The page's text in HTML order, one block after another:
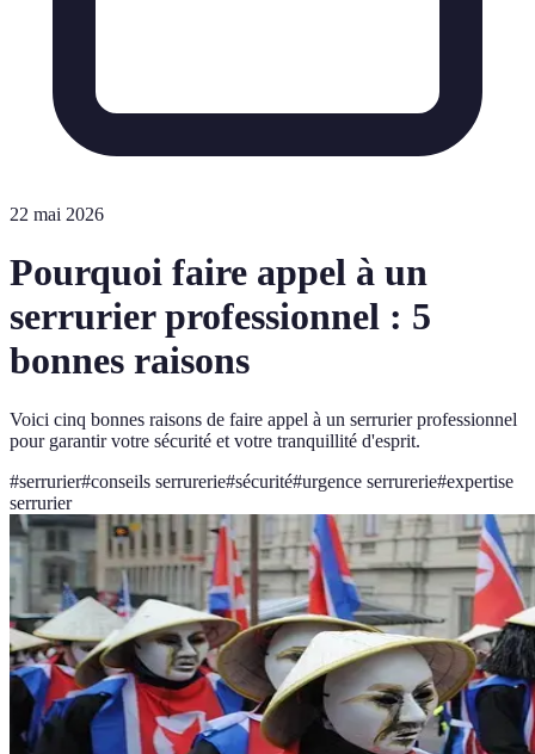
22 mai 2026
Pourquoi faire appel à un
serrurier professionnel : 5
bonnes raisons
Voici cinq bonnes raisons de faire appel à un serrurier professionnel
pour garantir votre sécurité et votre tranquillité d'esprit.
#serrurier#conseils serrurerie#sécurité#urgence serrurerie#expertise
serrurier